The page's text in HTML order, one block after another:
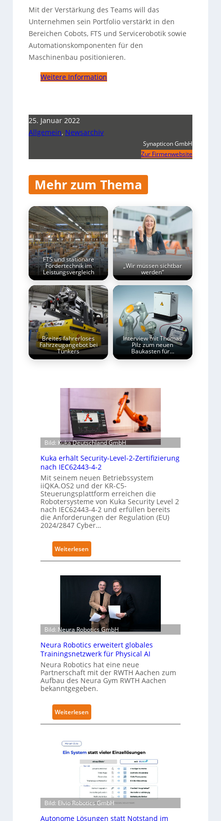
Mit der Verstärkung des Teams will das
Unternehmen sein Portfolio verstärkt in den
Bereichen Cobots, FTS und Servicerobotik sowie
Automationskomponenten für den
Maschinenbau positionieren.
Weitere Information
25. Januar 2022
Allgemein, Newsarchiv
Synapticon GmbH
Zur Firmenwebsite
Mehr zum Thema
FTS und stationäre
Fördertechnik im
Leistungsvergleich
„Wir müssen sichtbar
werden“
Breites fahrerloses
Fahrzeugangebot bei
Tünkers
Interview mit Thomas
Pilz zum neuen
Baukasten für…
Bild: Kuka Deutschland GmbH
Kuka erhält Security-Level-2-Zertifizierung
nach IEC62443-4-2
Mit seinem neuen Betriebssystem
iiQKA.OS2 und der KR-C5-
Steuerungsplattform erreichen die
Robotersysteme von Kuka Security Level 2
nach IEC62443-4-2 und erfüllen bereits
die Anforderungen der Regulation (EU)
2024/2847 Cyber…
Weiterlesen
K
e
r
h
ä
l
t
S
e
c
u
r
t
L
e
e
l
-
2
Bild: Neura Robotics GmbH
Neura Robotics erweitert globales
Trainingsnetzwerk für Physical AI
Neura Robotics hat eine neue
Partnerschaft mit der RWTH Aachen zum
Aufbau des Neura Gym RWTH Aachen
bekanntgegeben.
Weiterlesen
N
r
a
o
b
o
t
Bild: Elvio Robotics GmbH
Autonome Lösungen statt Notstand im